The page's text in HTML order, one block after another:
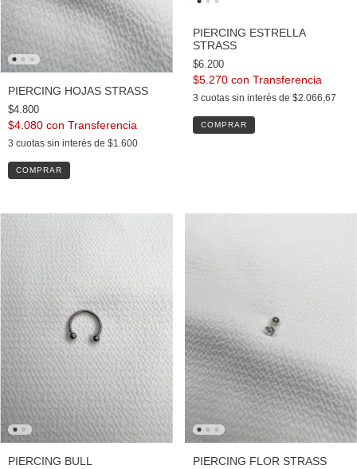
PIERCING HOJAS STRASS
$4.800
$4.080 con
3 cuotas sin interés de $1.600
PIERCING ESTRELLA
STRASS
$6.200
$5.270 con
3 cuotas sin interés de $2.066,67
COMPRAR
PIERCING BULL PIERCING FLOR STRASS